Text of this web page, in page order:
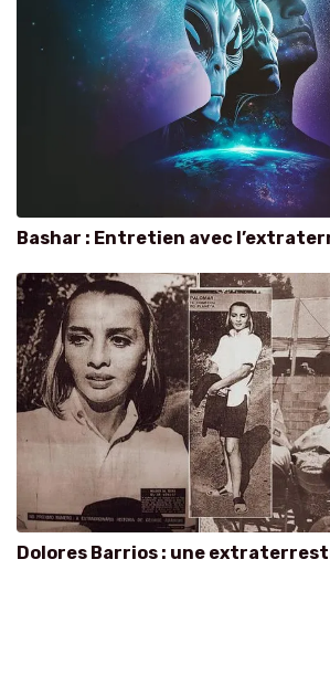
Bashar : Entretien avec
Dolores Barrios : une